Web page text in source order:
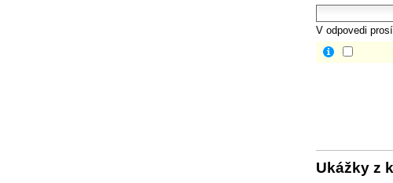
V odpovedi
Ukážky z